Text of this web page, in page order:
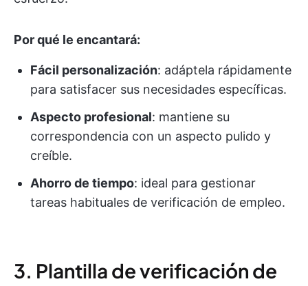
Por qué le encantará:
Fácil personalización: adáptela rápidamente
para satisfacer sus necesidades específicas.
Aspecto profesional: mantiene su
correspondencia con un aspecto pulido y
creíble.
Ahorro de tiempo: ideal para gestionar
tareas habituales de verificación de empleo.
3. Plantilla de verificación de